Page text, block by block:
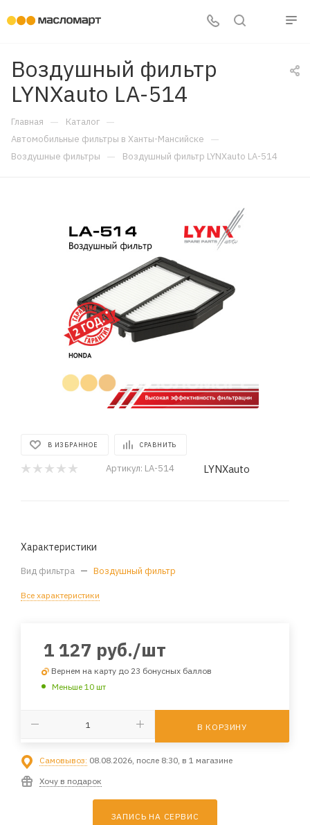
Воздушный фильтр
LYNXauto LA-514
Главная — Каталог —
Автомобильные фильтры в Ханты-Мансийске —
Воздушные фильтры — Воздушный фильтр LYNXauto LA-514
В ИЗБРАННОЕ СРАВНИТЬ
Артикул: LA-514 LYNXauto
Характеристики
Вид фильтра — Воздушный фильтр
Все характеристики
1 127 руб./шт
Вернем на карту до 23 бонусных баллов
Меньше 10 шт
В КОРЗИНУ
Самовывоз: 08.08.2026, после 8:30, в 1 магазине
Хочу в подарок
ЗАПИСЬ НА СЕРВИС